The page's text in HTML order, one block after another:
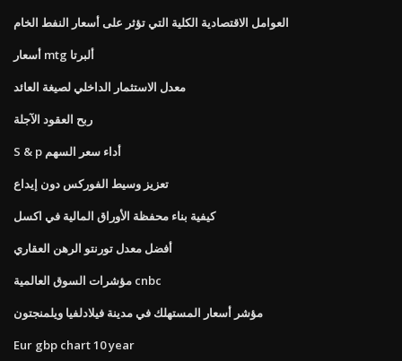
العوامل الاقتصادية الكلية التي تؤثر على أسعار النفط الخام
أسعار mtg ألبرتا
معدل الاستثمار الداخلي لصيغة العائد
ربح العقود الآجلة
S & p أداء سعر السهم
تعزيز وسيط الفوركس دون إيداع
كيفية بناء محفظة الأوراق المالية في اكسل
أفضل معدل تورنتو الرهن العقاري
مؤشرات السوق العالمية cnbc
مؤشر أسعار المستهلك في مدينة فيلادلفيا ويلمنجتون
Eur gbp chart 10 year